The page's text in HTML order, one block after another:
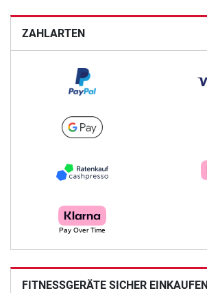
ZAHLARTEN
FITNESSGERÄTE SICHER EINKAUFEN